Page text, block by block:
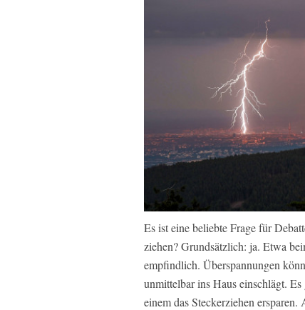
Es ist eine beliebte Frage für
ziehen? Grundsätzlich: ja. Etwa
empfindlich. Überspannungen
unmittelbar ins Haus einschlägt.
einem das Steckerziehen